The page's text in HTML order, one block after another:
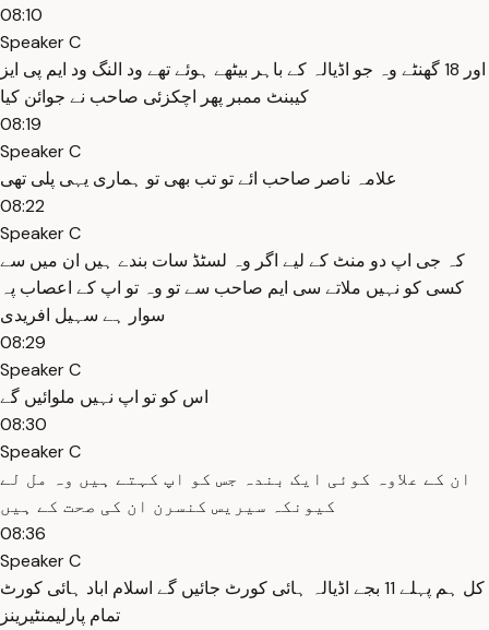
08:10
Speaker C
اور 18 گھنٹے وہ جو اڈیالہ کے باہر بیٹھے ہوئے تھے ود النگ ود ایم پی ایز
کیبنٹ ممبر پھر اچکزئی صاحب نے جوائن کیا
08:19
Speaker C
علامہ ناصر صاحب ائے تو تب بھی تو ہماری یہی پلی تھی
08:22
Speaker C
کہ جی اپ دو منٹ کے لیے اگر وہ لسٹڈ سات بندے ہیں ان میں سے
کسی کو نہیں ملاتے سی ایم صاحب سے تو وہ تو اپ کے اعصاب پہ
سوار ہے سہیل افریدی
08:29
Speaker C
اس کو تو اپ نہیں ملوائیں گے
08:30
Speaker C
ان کے علاوہ کوئی ایک بندہ جس کو اپ کہتے ہیں وہ مل لے
کیونکہ سیریس کنسرن ان کی صحت کے ہیں
08:36
Speaker C
کل ہم پہلے 11 بجے اڈیالہ ہائی کورٹ جائیں گے اسلام اباد ہائی کورٹ
تمام پارلیمنٹیرینز